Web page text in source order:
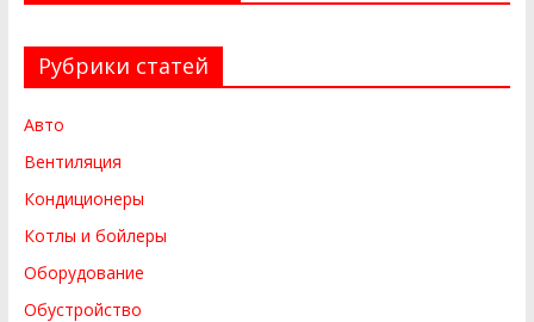
Рубрики статей
Авто
Вентиляция
Кондиционеры
Котлы и бойлеры
Оборудование
Обустройство